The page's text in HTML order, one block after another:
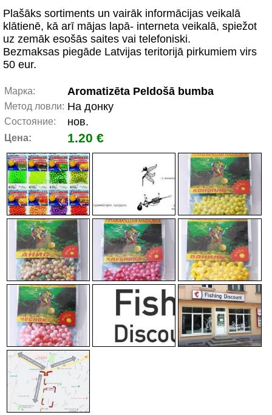
Plašāks sortiments un vairāk informācijas veikalā
klātienē, kā arī mājas lapā- interneta veikalā, spiežot
uz zemāk esošās saites vai telefoniski.
Bezmaksas piegāde Latvijas teritorijā pirkumiem virs
50 eur.
Марка: Aromatizēta Peldošā bumba
Метод ловли: На донку
Состояние: нов.
Цена: 1.20 €